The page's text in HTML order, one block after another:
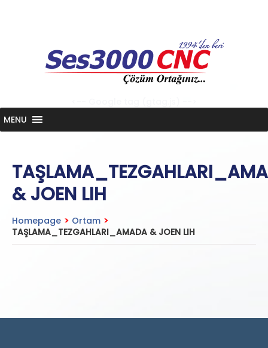
content
MENU
& JOEN LIH
Homepage > Ortam >
TAŞLAMA_TEZGAHLARI_AMADA & JOEN LIH